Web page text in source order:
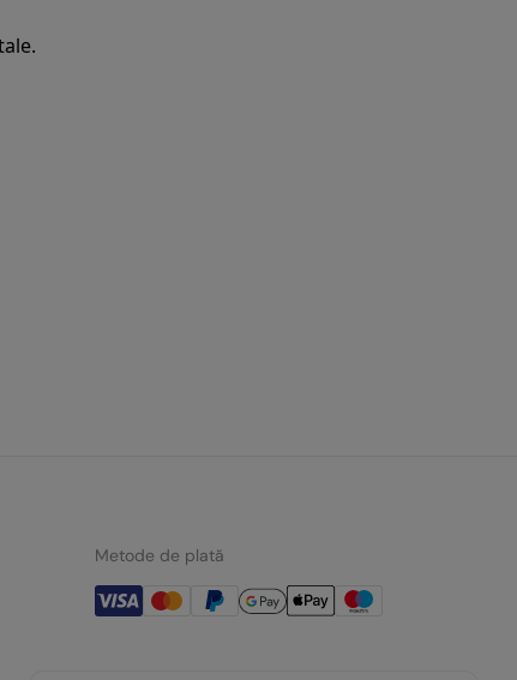
Metode de plată